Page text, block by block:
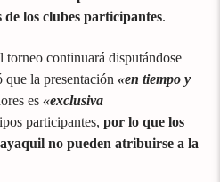
los clubes participantes.
continuará disputándose
que la presentación«en tiempo y
es«exclusiva
participantes,por lo que los
no pueden atribuirse a la